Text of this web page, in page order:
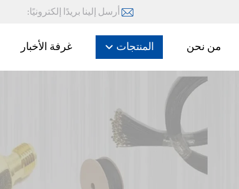
أرسل إلينا بريدًا إلكترونيًا:
من نحن المنتجات غرفة الأخبار